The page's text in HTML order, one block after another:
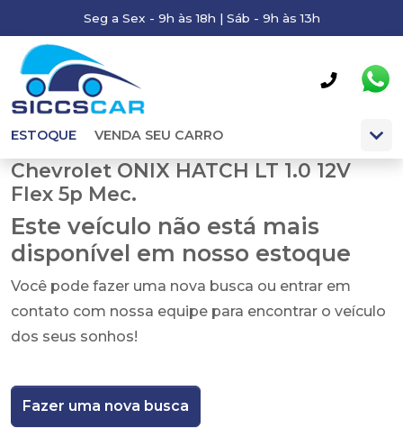
Seg a Sex - 9h às 18h | Sáb - 9h às 13h
ESTOQUE VENDA SEU CARRO
Chevrolet ONIX HATCH LT 1.0 12V
Flex 5p Mec.
Este veículo não está mais
disponível em nosso estoque
Você pode fazer uma nova busca ou entrar em
contato com nossa equipe para encontrar o veículo
dos seus sonhos!
Fazer uma nova busca